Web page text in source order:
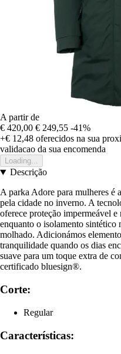
A partir de
€ 420,00 € 249,55 -41%
+€ 12,48 oferecidos na sua
validacao da sua encomenda
Loading...
Descrição
A parka Adore para mulheres é
pela cidade no inverno. A
oferece proteção impermeável
enquanto o isolamento sintético
molhado. Adicionámos
tranquilidade quando os dias
suave para um toque extra de
certificado bluesign®.
Corte:
Regular
Características: